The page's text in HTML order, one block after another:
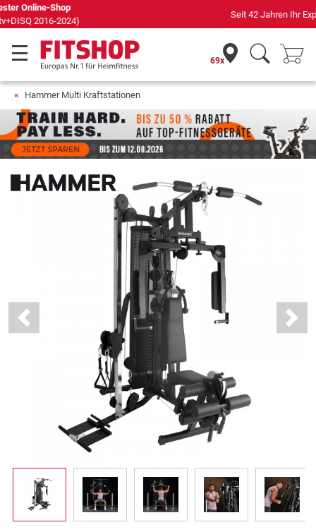
Seit 42 Jahren Ihr Experte für Heimfitness
69x
Hammer Multi Kraftstationen
Previous Next